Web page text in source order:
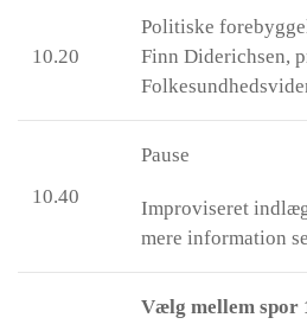
10.20
Politiske
Finn Diderichsen,
10.40
Pause
Improviseret
mere information se
Vælg mellem